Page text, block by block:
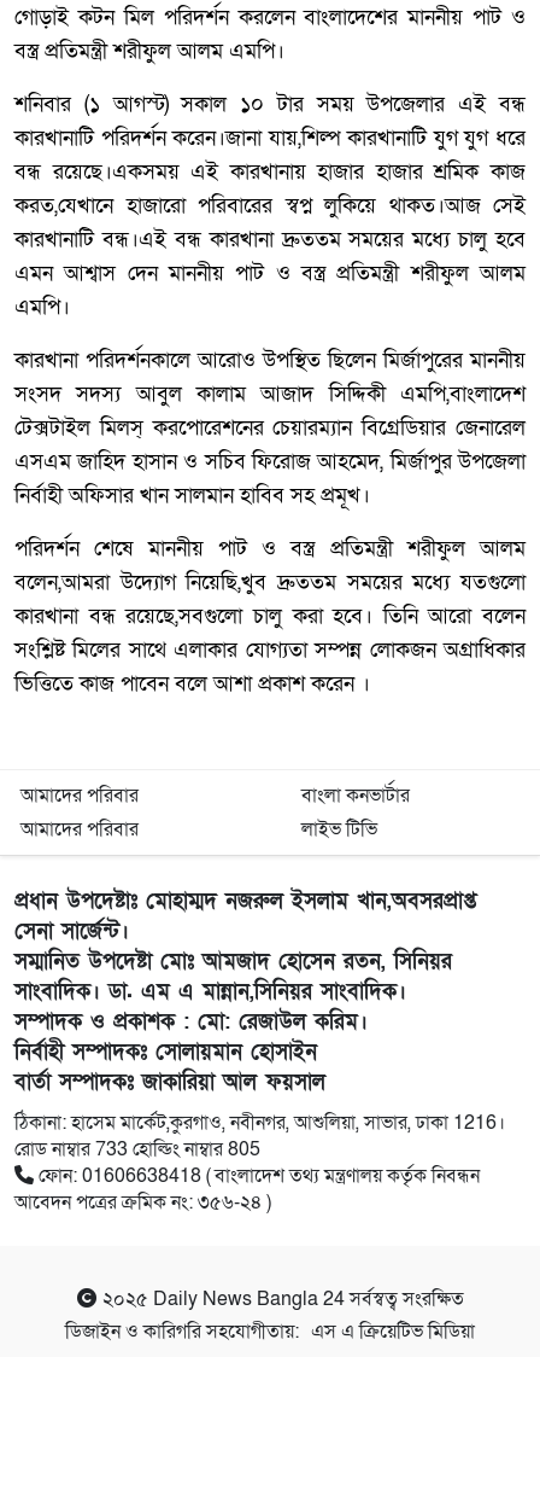
গোড়াই কটন মিল পরিদর্শন করলেন বাংলাদেশের মাননীয় পাট ও
বস্ত্র প্রতিমন্ত্রী শরীফুল আলম এমপি।
শনিবার (১ আগস্ট) সকাল ১০ টার সময় উপজেলার এই বন্ধ
কারখানাটি পরিদর্শন করেন।জানা যায়,শিল্প কারখানাটি যুগ যুগ ধরে
বন্ধ রয়েছে।একসময় এই কারখানায় হাজার হাজার শ্রমিক কাজ
করত,যেখানে হাজারো পরিবারের স্বপ্ন লুকিয়ে থাকত।আজ সেই
কারখানাটি বন্ধ।এই বন্ধ কারখানা দ্রুততম সময়ের মধ্যে চালু হবে
এমন আশ্বাস দেন মাননীয় পাট ও বস্ত্র প্রতিমন্ত্রী শরীফুল আলম
এমপি।
কারখানা পরিদর্শনকালে আরোও উপস্থিত ছিলেন মির্জাপুরের মাননীয়
সংসদ সদস্য আবুল কালাম আজাদ সিদ্দিকী এমপি,বাংলাদেশ
টেক্সটাইল মিলস্ করপোরেশনের চেয়ারম্যান বিগ্রেডিয়ার জেনারেল
এসএম জাহিদ হাসান ও সচিব ফিরোজ আহমেদ, মির্জাপুর উপজেলা
নির্বাহী অফিসার খান সালমান হাবিব সহ প্রমূখ।
পরিদর্শন শেষে মাননীয় পাট ও বস্ত্র প্রতিমন্ত্রী শরীফুল আলম
বলেন,আমরা উদ্যোগ নিয়েছি,খুব দ্রুততম সময়ের মধ্যে যতগুলো
কারখানা বন্ধ রয়েছে,সবগুলো চালু করা হবে। তিনি আরো বলেন
সংশ্লিষ্ট মিলের সাথে এলাকার যোগ্যতা সম্পন্ন লোকজন অগ্রাধিকার
ভিত্তিতে কাজ পাবেন বলে আশা প্রকাশ করেন ।
আমাদের পরিবার
বাংলা কনভার্টার
আমাদের পরিবার
লাইভ টিভি
প্রধান উপদেষ্টাঃ মোহাম্মদ নজরুল ইসলাম খান,অবসরপ্রাপ্ত
সেনা সার্জেন্ট।
সম্মানিত উপদেষ্টা মোঃ আমজাদ হোসেন রতন, সিনিয়র
সাংবাদিক। ডা. এম এ মান্নান,সিনিয়র সাংবাদিক।
সম্পাদক ও প্রকাশক : মো: রেজাউল করিম।
নির্বাহী সম্পাদকঃ সোলায়মান হোসাইন
বার্তা সম্পাদকঃ জাকারিয়া আল ফয়সাল
ঠিকানা: হাসেম মার্কেট,কুরগাও, নবীনগর, আশুলিয়া, সাভার, ঢাকা 1216।
রোড নাম্বার 733 হোল্ডিং নাম্বার 805
ফোন: 01606638418 ( বাংলাদেশ তথ্য মন্ত্রণালয় কর্তৃক নিবন্ধন
আবেদন পত্রের ক্রমিক নং: ৩৫৬-২৪ )
২০২৫ Daily News Bangla 24সর্বস্বত্ব সংরক্ষিত
ডিজাইন ও কারিগরি সহযোগীতায়: এস এ ক্রিয়েটিভ মিডিয়া